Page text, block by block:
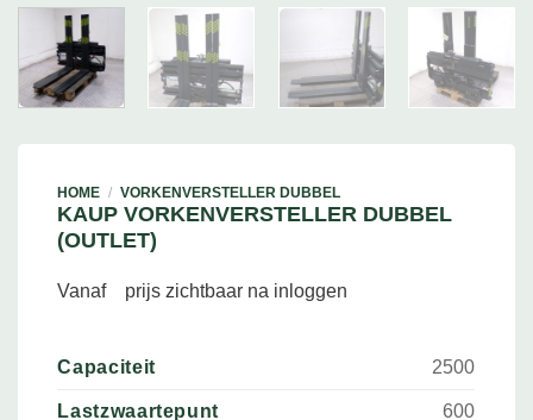
HOME / VORKENVERSTELLER DUBBEL
KAUP VORKENVERSTELLER DUBBEL
(OUTLET)
Vanaf prijs zichtbaar na inloggen
Capaciteit 2500
Lastzwaartepunt 600